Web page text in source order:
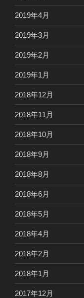
2019年4月
2019年3月
2019年2月
2019年1月
2018年12月
2018年11月
2018年10月
2018年9月
2018年8月
2018年6月
2018年5月
2018年4月
2018年2月
2018年1月
2017年12月